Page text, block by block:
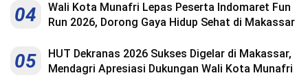
04
Wali Kota Munafri Lepas Peserta Indomaret Fun
Run 2026, Dorong Gaya Hidup Sehat di Makassar
05
HUT Dekranas 2026 Sukses Digelar di Makassar,
Mendagri Apresiasi Dukungan Wali Kota Munafri